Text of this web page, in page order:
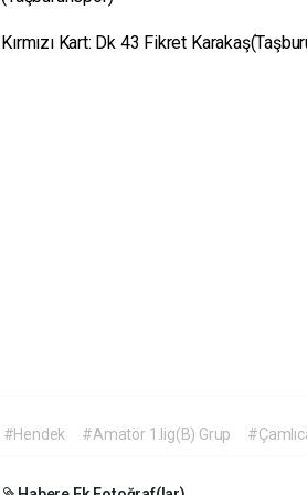
Kırmızı Kart: Dk 43 Fikret
#Hendek #Amatör 1.lig(B) Grup